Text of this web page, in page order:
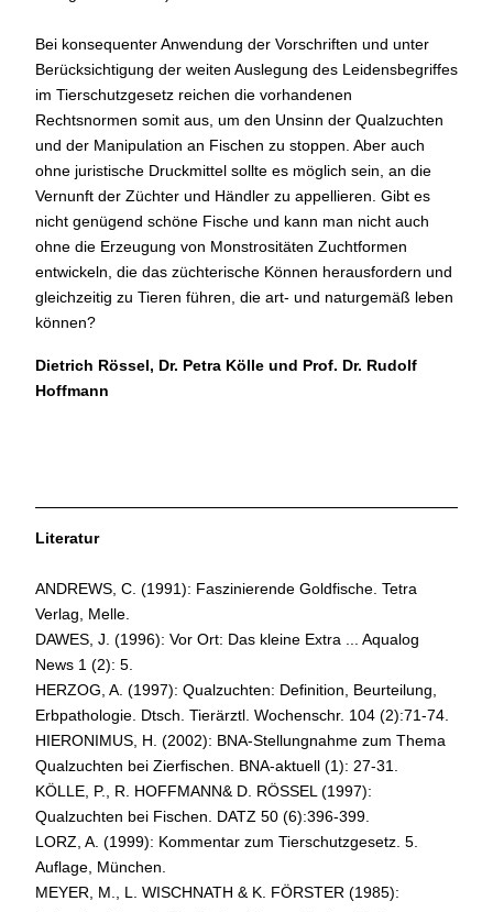
Bei konsequenter Anwendung der Vorschriften und unter
Berücksichtigung der weiten Auslegung des Leidensbegriffes
im Tierschutzgesetz reichen die vorhandenen
Rechtsnormen somit aus, um den Unsinn der Qualzuchten
und der Manipulation an Fischen zu stoppen. Aber auch
ohne juristische Druckmittel sollte es möglich sein, an die
Vernunft der Züchter und Händler zu appellieren. Gibt es
nicht genügend schöne Fische und kann man nicht auch
ohne die Erzeugung von Monstrositäten Zuchtformen
entwickeln, die das züchterische Können herausfordern und
gleichzeitig zu Tieren führen, die art- und naturgemäß leben
können?
Dietrich Rössel, Dr. Petra Kölle und Prof. Dr. Rudolf
Hoffmann
Literatur
ANDREWS, C. (1991): Faszinierende Goldfische. Tetra
Verlag, Melle.
DAWES, J. (1996): Vor Ort: Das kleine Extra ... Aqualog
News 1 (2): 5.
HERZOG, A. (1997): Qualzuchten: Definition, Beurteilung,
Erbpathologie. Dtsch. Tierärztl. Wochenschr. 104 (2):71-74.
HIERONIMUS, H. (2002): BNA-Stellungnahme zum Thema
Qualzuchten bei Zierfischen. BNA-aktuell (1): 27-31.
KÖLLE, P., R. HOFFMANN& D. RÖSSEL (1997):
Qualzuchten bei Fischen. DATZ 50 (6):396-399.
LORZ, A. (1999): Kommentar zum Tierschutzgesetz. 5.
Auflage, München.
MEYER, M., L. WISCHNATH & K. FÖRSTER (1985):